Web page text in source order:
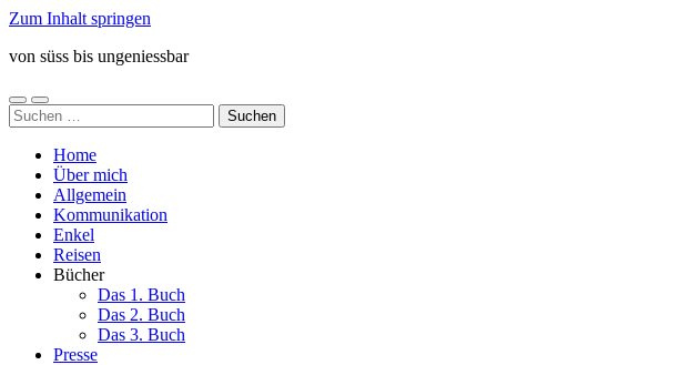
Zum Inhalt springen
von süss bis ungeniessbar
Mobile-
Menü
Suchfeld
ein-/ausblenden
Suchen
nach:
Home
Über mich
Allgemein
Kommunikation
Enkel
Reisen
Bücher
Das 1. Buch
Das 2. Buch
Das 3. Buch
Presse